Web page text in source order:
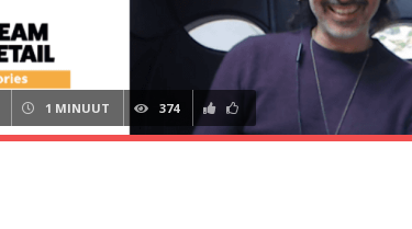
1 MINUUT 374